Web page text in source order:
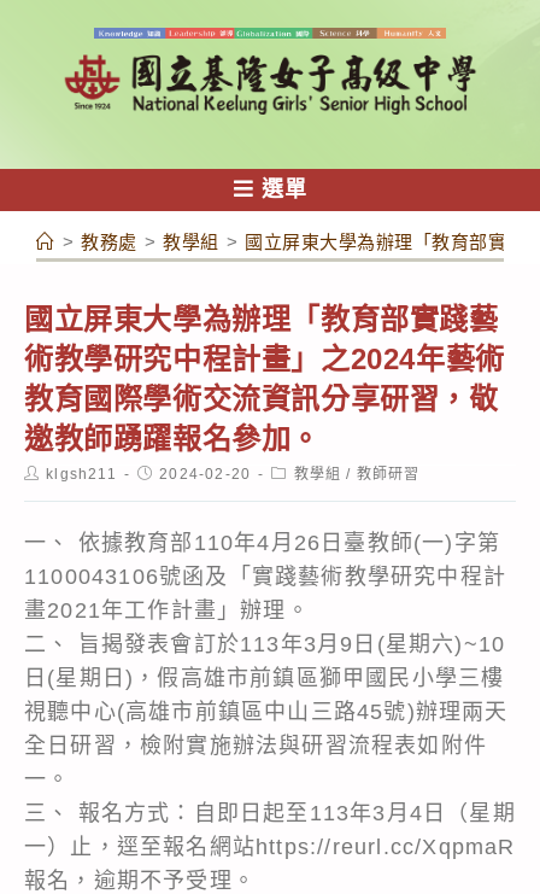
容
選單
> 教務處 > 教學組 > 國立屏東大學為辦理「教育部實踐
國立屏東大學為辦理「教育部實踐藝
術教學研究中程計畫」之2024年藝術
教育國際學術交流資訊分享研習，敬
邀教師踴躍報名參加。
Postklgsh211
Post2024-02-20
Post教學組 / 教師研習
一、 依據教育部110年4月26日臺教師(一)字第
1100043106號函及「實踐藝術教學研究中程計
畫2021年工作計畫」辦理。
二、 旨揭發表會訂於113年3月9日(星期六)~10
日(星期日)，假高雄市前鎮區獅甲國民小學三樓
視聽中心(高雄市前鎮區中山三路45號)辦理兩天
全日研習，檢附實施辦法與研習流程表如附件
一。
三、 報名方式：自即日起至113年3月4日（星期
一）止，逕至報名網站https://reurl.cc/XqpmaR
報名，逾期不予受理。